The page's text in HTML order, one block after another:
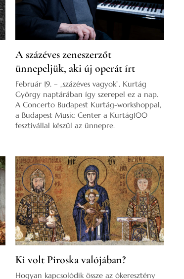
A százéves zeneszerzőt
ünnepeljük, aki új operát írt
Február 19. – „százéves vagyok”. Kurtág
György naptárában így szerepel ez a nap.
A Concerto Budapest Kurtág-workshoppal,
a Budapest Music Center a Kurtág100
fesztivállal készül az ünnepre.
Ki volt Piroska valójában?
Hogyan kapcsolódik össze az ókeresztény